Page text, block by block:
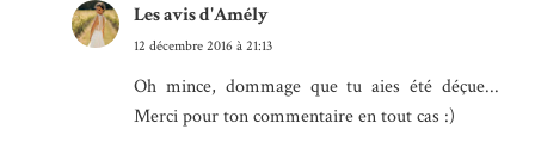
Les avis d'Amély
12 décembre 2016 à 21:13
Oh mince, dommage que tu aies été déçue...
Merci pour ton commentaire en tout cas :)